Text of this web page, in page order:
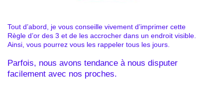
Tout d’abord, je vous conseille vivement d’imprimer cette
Règle d’or des 3 et de les accrocher dans un endroit visible.
Ainsi, vous pourrez vous les rappeler tous les jours.
Parfois, nous avons tendance à nous disputer
facilement avec nos proches.